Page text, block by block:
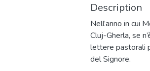
Description
Nell’anno in cui
Cluj-Gherla, se
lettere pastorali
del Signore.